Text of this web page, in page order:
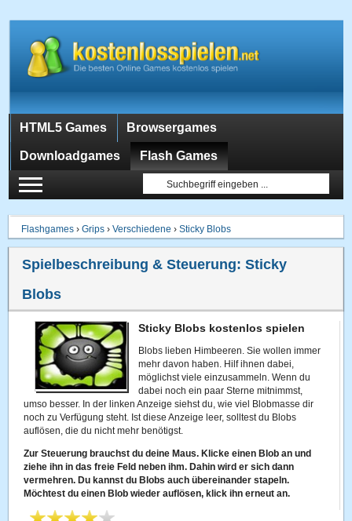
HTML5 Games Browsergames
Downloadgames Flash Games
Flashgames ›Grips ›Verschiedene ›Sticky Blobs
Spielbeschreibung & Steuerung:Sticky
Blobs
Sticky Blobs kostenlos spielen
Blobs lieben Himbeeren. Sie wollen immer
mehr davon haben. Hilf ihnen dabei,
möglichst viele einzusammeln. Wenn du
dabei noch ein paar Sterne mitnimmst,
umso besser. In der linken Anzeige siehst du, wie viel Blobmasse dir
noch zu Verfügung steht. Ist diese Anzeige leer, solltest du Blobs
auflösen, die du nicht mehr benötigst.
Zur Steuerung brauchst du deine Maus. Klicke einen Blob an und
ziehe ihn in das freie Feld neben ihm. Dahin wird er sich dann
vermehren. Du kannst du Blobs auch übereinander stapeln.
Möchtest du einen Blob wieder auflösen, klick ihn erneut an.